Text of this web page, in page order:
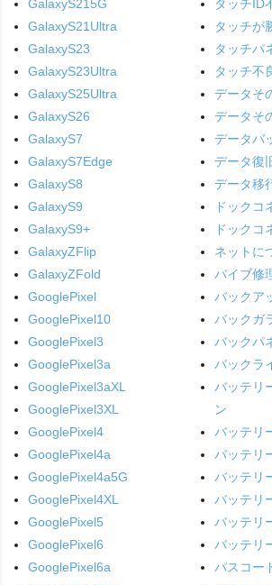
GalaxyS215G
GalaxyS21Ultra
GalaxyS23
GalaxyS23Ultra
GalaxyS25Ultra
GalaxyS26
GalaxyS7
GalaxyS7Edge
GalaxyS8
GalaxyS9
GalaxyS9+
GalaxyZFlip
GalaxyZFold
GooglePixel
GooglePixel10
GooglePixel3
GooglePixel3a
GooglePixel3aXL
GooglePixel3XL
GooglePixel4
GooglePixel4a
GooglePixel4a5G
GooglePixel4XL
GooglePixel5
GooglePixel6
GooglePixel6a
タッチID
タッチが
タッチパ
タッチ不
データそ
データそ
データバ
データ復
データ移
ドックコ
ドックコ
ネットに
バイブ修
バックア
バックガ
バックパ
バックラ
バッテリ
ン
バッテリ
バッテリ
バッテリ
バッテリ
バッテリ
バッテリ
パスコー